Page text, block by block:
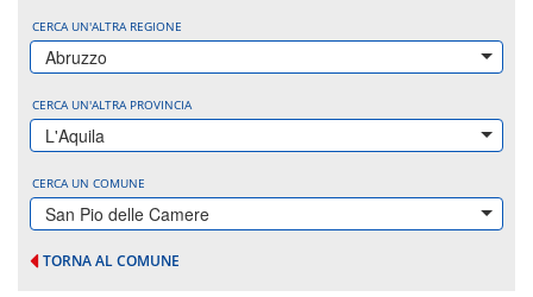
CERCA UN'ALTRA REGIONE
Abruzzo
CERCA UN'ALTRA PROVINCIA
L'Aquila
CERCA UN COMUNE
San Pio delle Camere
TORNA AL COMUNE